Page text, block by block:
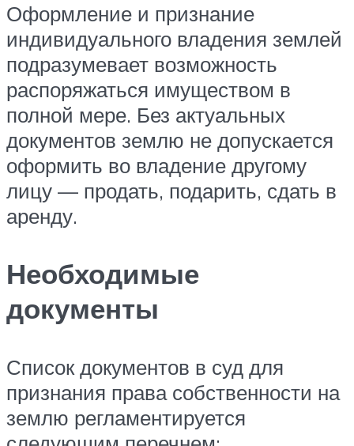
Оформление и признание
индивидуального владения землей
подразумевает возможность
распоряжаться имуществом в
полной мере. Без актуальных
документов землю не допускается
оформить во владение другому
лицу — продать, подарить, сдать в
аренду.
Необходимые
документы
Список документов в суд для
признания права собственности на
землю регламентируется